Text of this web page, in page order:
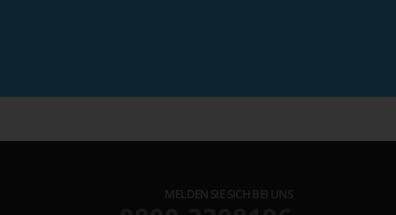
MELDEN SIE SICH BEI UNS